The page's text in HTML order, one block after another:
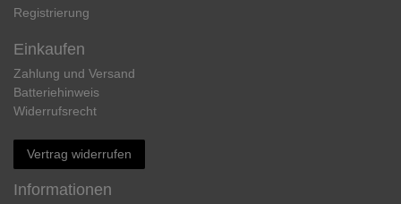
Registrierung
Einkaufen
Zahlung und Versand
Batteriehinweis
Widerrufs­recht
Vertrag widerrufen
Informationen